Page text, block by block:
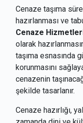
Cenaze taşıma
hazırlanması ve
Cenaze
olarak
taşıma esnasında
korunmasını
cenazenin
şekilde tasarlanır.
Cenaze hazırlığı,